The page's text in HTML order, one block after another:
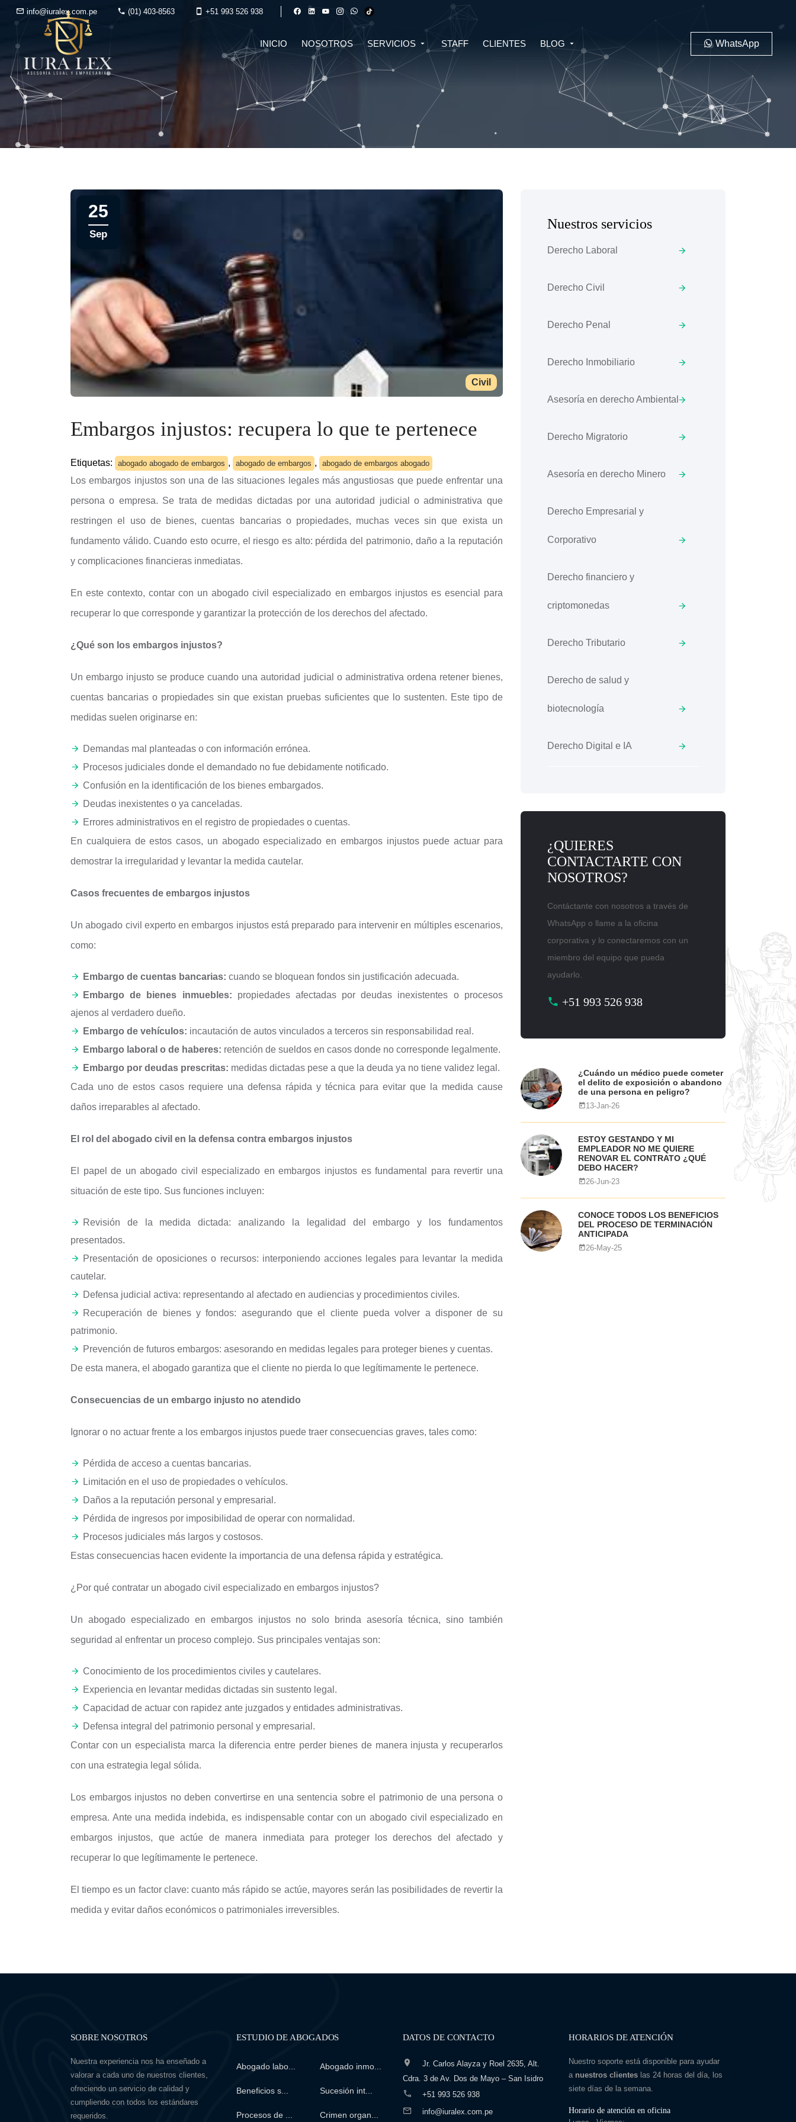
info@iuralex.com.pe (01) 403-8563 +51 993 526 938
INICIO NOSOTROS SERVICIOS
DERECHO FINANCIERO Y
CRIPTOMONEDAS
DERECHO TRIBUTARIO
DERECHO CIVIL
DERECHO EMPRESARIAL Y
CORPORATIVO
ASESORÍA EN DERECHO AMBIENTAL ASESORÍA EN DERECHO MINERO
STAFF CLIENTES BLOG WhatsApp
Civil
25
Sep
Embargos injustos: recupera lo que te pertenece
Etiquetas: abogado abogado de embargos , abogado de embargos , abogado de embargos abogado
Los embargos injustos son una de las situaciones legales más angustiosas que puede enfrentar una
persona o empresa. Se trata de medidas dictadas por una autoridad judicial o administrativa que
restringen el uso de bienes, cuentas bancarias o propiedades, muchas veces sin que exista un
fundamento válido. Cuando esto ocurre, el riesgo es alto: pérdida del patrimonio, daño a la reputación
y complicaciones financieras inmediatas.
En este contexto, contar con un abogado civil especializado en embargos injustos es esencial para
recuperar lo que corresponde y garantizar la protección de los derechos del afectado.
¿Qué son los embargos injustos?
Un embargo injusto se produce cuando una autoridad judicial o administrativa ordena retener bienes,
cuentas bancarias o propiedades sin que existan pruebas suficientes que lo sustenten. Este tipo de
medidas suelen originarse en:
Demandas mal planteadas o con información errónea.
Procesos judiciales donde el demandado no fue debidamente notificado.
Confusión en la identificación de los bienes embargados.
Deudas inexistentes o ya canceladas.
Errores administrativos en el registro de propiedades o cuentas.
En cualquiera de estos casos, un abogado especializado en embargos injustos puede actuar para
demostrar la irregularidad y levantar la medida cautelar.
Casos frecuentes de embargos injustos
Un abogado civil experto en embargos injustos está preparado para intervenir en múltiples escenarios,
como:
Embargo de cuentas bancarias: cuando se bloquean fondos sin justificación adecuada.
Embargo de bienes inmuebles: propiedades afectadas por deudas inexistentes o procesos
ajenos al verdadero dueño.
Embargo de vehículos: incautación de autos vinculados a terceros sin responsabilidad real.
Embargo laboral o de haberes: retención de sueldos en casos donde no corresponde legalmente.
Embargo por deudas prescritas: medidas dictadas pese a que la deuda ya no tiene validez legal.
Cada uno de estos casos requiere una defensa rápida y técnica para evitar que la medida cause
daños irreparables al afectado.
El rol del abogado civil en la defensa contra embargos injustos
El papel de un abogado civil especializado en embargos injustos es fundamental para revertir una
situación de este tipo. Sus funciones incluyen:
Revisión de la medida dictada: analizando la legalidad del embargo y los fundamentos
presentados.
Presentación de oposiciones o recursos: interponiendo acciones legales para levantar la medida
cautelar.
Defensa judicial activa: representando al afectado en audiencias y procedimientos civiles.
Recuperación de bienes y fondos: asegurando que el cliente pueda volver a disponer de su
patrimonio.
Prevención de futuros embargos: asesorando en medidas legales para proteger bienes y cuentas.
De esta manera, el abogado garantiza que el cliente no pierda lo que legítimamente le pertenece.
Consecuencias de un embargo injusto no atendido
Ignorar o no actuar frente a los embargos injustos puede traer consecuencias graves, tales como:
Pérdida de acceso a cuentas bancarias.
Limitación en el uso de propiedades o vehículos.
Daños a la reputación personal y empresarial.
Pérdida de ingresos por imposibilidad de operar con normalidad.
Procesos judiciales más largos y costosos.
Estas consecuencias hacen evidente la importancia de una defensa rápida y estratégica.
¿Por qué contratar un abogado civil especializado en embargos injustos?
Un abogado especializado en embargos injustos no solo brinda asesoría técnica, sino también
seguridad al enfrentar un proceso complejo. Sus principales ventajas son:
Conocimiento de los procedimientos civiles y cautelares.
Experiencia en levantar medidas dictadas sin sustento legal.
Capacidad de actuar con rapidez ante juzgados y entidades administrativas.
Defensa integral del patrimonio personal y empresarial.
Contar con un especialista marca la diferencia entre perder bienes de manera injusta y recuperarlos
con una estrategia legal sólida.
Los embargos injustos no deben convertirse en una sentencia sobre el patrimonio de una persona o
empresa. Ante una medida indebida, es indispensable contar con un abogado civil especializado en
embargos injustos, que actúe de manera inmediata para proteger los derechos del afectado y
recuperar lo que legítimamente le pertenece.
El tiempo es un factor clave: cuanto más rápido se actúe, mayores serán las posibilidades de revertir la
medida y evitar daños económicos o patrimoniales irreversibles.
Nuestros servicios
Derecho Laboral
Derecho Civil
Derecho Penal
Derecho Inmobiliario
Asesoría en derecho Ambiental
Derecho Migratorio
Asesoría en derecho Minero
Derecho Empresarial y
Corporativo
Derecho financiero y
criptomonedas
Derecho Tributario
Derecho de salud y
biotecnología
Derecho Digital e IA
¿QUIERES
CONTACTARTE CON
NOSOTROS?
Contáctante con nosotros a través de
WhatsApp o llame a la oficina
corporativa y lo conectaremos con un
miembro del equipo que pueda
ayudarlo.
+51 993 526 938
¿Cuándo un médico puede cometer
el delito de exposición o abandono
de una persona en peligro?
13-Jan-26
ESTOY GESTANDO Y MI
EMPLEADOR NO ME QUIERE
RENOVAR EL CONTRATO ¿QUÉ
DEBO HACER?
26-Jun-23
CONOCE TODOS LOS BENEFICIOS
DEL PROCESO DE TERMINACIÓN
ANTICIPADA
26-May-25
SOBRE NOSOTROS
Nuestra experiencia nos ha enseñado a
valorar a cada uno de nuestros clientes,
ofreciendo un servicio de calidad y
cumpliendo con todos los estándares
requeridos.
ESTUDIO DE ABOGADOS
Abogado labo... Abogado inmo...
Beneficios s... Sucesión int...
Procesos de ... Crimen organ...
DATOS DE CONTACTO
Jr. Carlos Alayza y Roel 2635, Alt.
Cdra. 3 de Av. Dos de Mayo – San Isidro
+51 993 526 938
info@iuralex.com.pe
HORARIOS DE ATENCIÓN
Nuestro soporte está disponible para ayudar
a nuestros clienteslas 24 horas del día, los
siete días de la semana.
Horario de atención en oficina